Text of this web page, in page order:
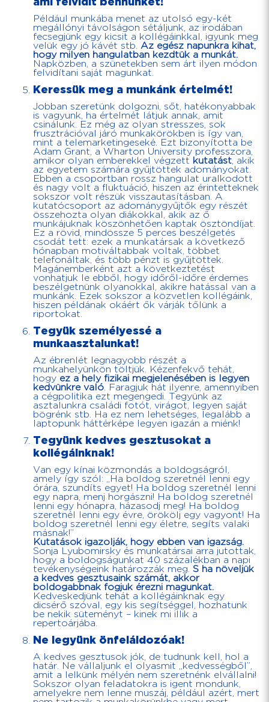
ami felvidít bennünket!
Például munkába menet az utolsó egy-két
megállónyi távolságon sétáljunk, az irodában
fecsegjünk egy kicsit a kollégáinkkal, igyunk meg
velük egy jó kávét stb. Az egész napunkra kihat,
hogy milyen hangulatban kezdtük a munkát.
Napközben, a szünetekben sem árt ilyen módon
felvidítani saját magunkat.
Keressük meg a munkánk értelmét!
Jobban szeretünk dolgozni, sőt, hatékonyabbak
is vagyunk, ha értelmét látjuk annak, amit
csinálunk. Ez még az olyan stresszes, sok
frusztrációval járó munkakörökben is így van,
mint a telemarketingeseké. Ezt bizonyította be
Adam Grant, a Wharton University professzora,
amikor olyan emberekkel végzett kutatást , akik
az egyetem számára gyűjtöttek adományokat.
Ebben a csoportban rossz hangulat uralkodott
és nagy volt a fluktuáció, hiszen az érintetteknek
sokszor volt részük visszautasításban. A
kutatócsoport az adománygyűjtők egy részét
összehozta olyan diákokkal, akik az ő
munkájuknak köszönhetően kaptak ösztöndíjat.
Ez a rövid, mindössze 5 perces beszélgetés
csodát tett: ezek a munkatársak a következő
hónapban motiváltabbak voltak, többet
telefonáltak, és több pénzt is gyűjtöttek.
Magánemberként azt a következtetést
vonhatjuk le ebből, hogy időről-időre érdemes
beszélgetnünk olyanokkal, akikre hatással van a
munkánk. Ezek sokszor a közvetlen kollégáink,
hiszen példának okáért ők várják tőlünk a
riportokat.
Tegyük személyessé a
munkaasztalunkat!
Az ébrenlét legnagyobb részét a
munkahelyünkön töltjük. Kézenfekvő tehát,
hogy ez a hely fizikai megjelenésében is legyen
kedvünkre való . Faragjuk hát ilyenre, amennyiben
a cégpolitika ezt megengedi. Tegyünk az
asztalunkra családi fotót, virágot, legyen saját
bögrénk stb. Ha ez nem lehetséges, legalább a
laptopunk háttérképe legyen igazán a miénk!
Tegyünk kedves gesztusokat a
kollégáinknak!
Van egy kínai közmondás a boldogságról,
amely így szól: „Ha boldog szeretnél lenni egy
órára, szundíts egyet! Ha boldog szeretnél lenni
egy napra, menj horgászni! Ha boldog szeretnél
lenni egy hónapra, házasodj meg! Ha boldog
szeretnél lenni egy évre, örökölj egy vagyont! Ha
boldog szeretnél lenni egy életre, segíts valaki
másnak!”
Kutatások igazolják, hogy ebben van igazság.
Sonja Lyubomirsky és munkatársai arra jutottak,
hogy a boldogságunkat 40 százalékban a napi
tevékenységeink határozzák meg. S ha növeljük
a kedves gesztusaink számát, akkor
boldogabbnak fogjuk érezni magunkat.
Kedveskedjünk tehát a kollégáinknak egy
dicsérő szóval, egy kis segítséggel, hozhatunk
be nekik süteményt – kinek mi illik a
repertoárjába.
Ne legyünk önfeláldozóak!
A kedves gesztusok jók, de tudnunk kell, hol a
határ. Ne vállaljunk el olyasmit „kedvességből”,
amit a lelkünk mélyén nem szeretnénk elvállalni!
Sokszor olyan feladatokra is igent mondunk,
amelyekre nem lenne muszáj, például azért, mert